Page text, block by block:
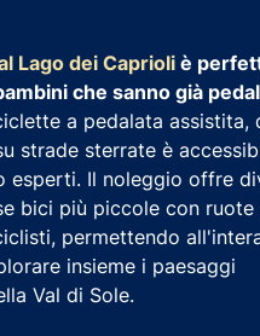
Lago dei Caprioli è
che sanno già
a pedalata assistita,
strade sterrate è
esperti. Il noleggio offre
bici più piccole con ruote
permettendo
insieme i paesaggi
Val di Sole.